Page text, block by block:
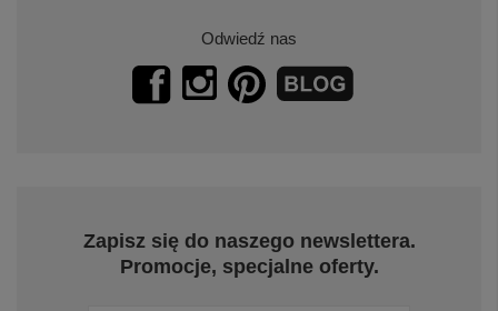
Odwiedź nas
Zapisz się do naszego newslettera.
Promocje, specjalne oferty.